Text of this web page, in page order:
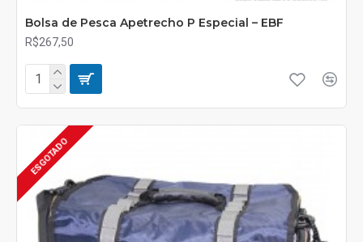
Bolsa de Pesca Apetrecho P Especial – EBF
R$267,50
ESGOTADO